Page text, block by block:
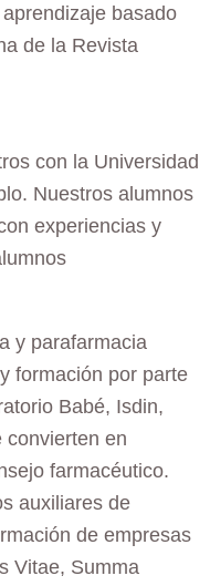
basado
de la Revista
con la Universidad
. Nuestros alumnos
experiencias y
y parafarmacia
formación por parte
Babé, Isdin,
convierten en
farmacéutico.
auxiliares de
de empresas
Vitae, Summa